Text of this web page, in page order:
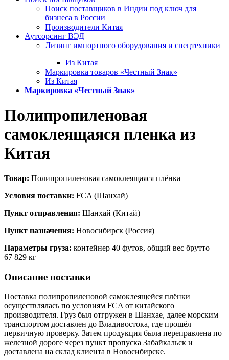
Поиск поставщиков в Индии под ключ для
бизнеса в России
Производители Китая
Аутсорсинг ВЭД
Лизинг импортного оборудования и спецтехники
Из Китая
Маркировка товаров «Честный Знак»
Из Китая
Маркировка «Честный Знак»
Полипропиленовая
самоклеящаяся пленка из
Китая
Товар: Полипропиленовая самоклеящаяся плёнка
Условия поставки: FCA (Шанхай)
Пункт отправления: Шанхай (Китай)
Пункт назначения: Новосибирск (Россия)
Параметры груза: контейнер 40 футов, общий вес брутто —
67 829 кг
Описание поставки
Поставка полипропиленовой самоклеящейся плёнки
осуществлялась по условиям FCA от китайского
производителя. Груз был отгружен в Шанхае, далее морским
транспортом доставлен до Владивостока, где прошёл
первичную проверку. Затем продукция была переправлена по
железной дороге через пункт пропуска Забайкальск и
доставлена на склад клиента в Новосибирске.